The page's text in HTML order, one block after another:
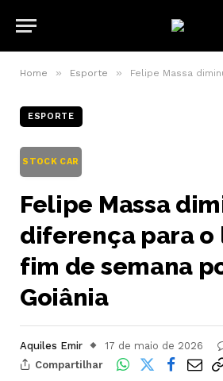
Home » Esporte » Felipe Massa diminui a diferença para
ESPORTE
STOCK CAR
Felipe Massa
diferença para o
fim de semana
Goiânia
Aquiles Emir 17 de maio de 2026
Compartilhar